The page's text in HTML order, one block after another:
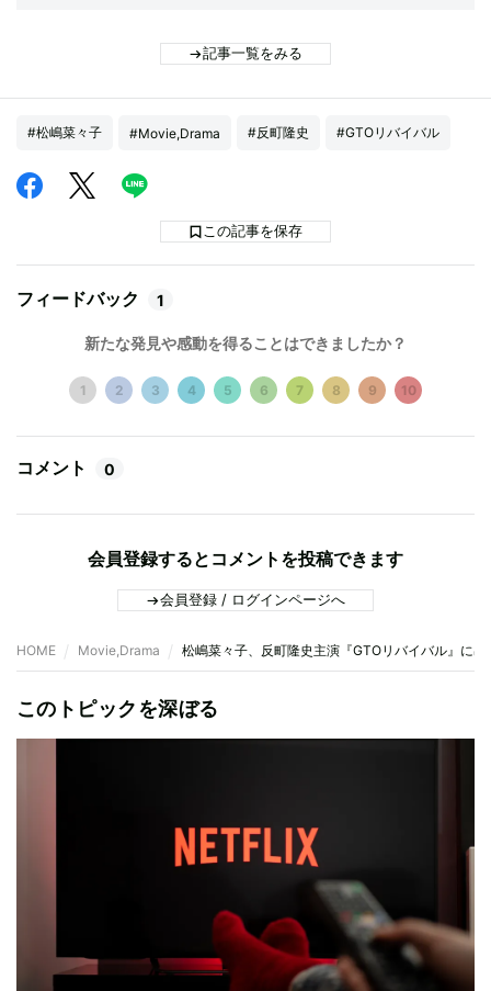
記事一覧をみる
#松嶋菜々子 #Movie,Drama #反町隆史 #GTOリバイバル
この記事を保存
フィードバック 1
新たな発見や感動を得ることはできましたか？
1 2 3 4 5 6 7 8 9 10
コメント 0
会員登録するとコメントを投稿できます
会員登録 / ログインページへ
HOME Movie,Drama 松嶋菜々子、反町隆史主演『GTOリバイバル』に
このトピックを深ぼる